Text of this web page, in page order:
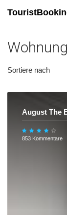
Sortiere nach
August The
853 Kommentare